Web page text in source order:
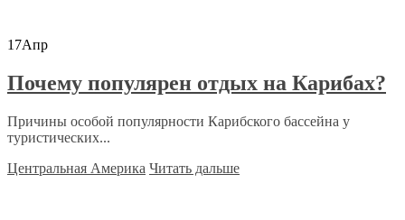
17Апр
Почему популярен отдых на Карибах?
Причины особой популярности Карибского бассейна у
туристических...
Центральная Америка Читать дальше